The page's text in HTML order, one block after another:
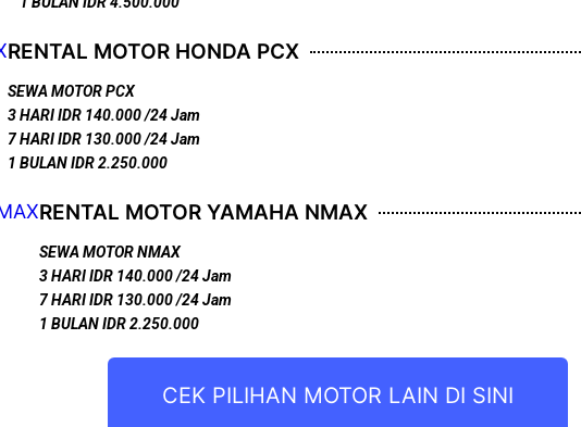
RENTAL MOTOR HONDA PCX
SEWA MOTOR PCX
3 HARI IDR 140.000 /24 Jam
7 HARI IDR 130.000 /24 Jam
1 BULAN IDR 2.250.000
RENTAL MOTOR YAMAHA NMAX
SEWA MOTOR NMAX
3 HARI IDR 140.000 /24 Jam
7 HARI IDR 130.000 /24 Jam
1 BULAN IDR 2.250.000
CEK PILIHAN MOTOR LAIN DI SINI